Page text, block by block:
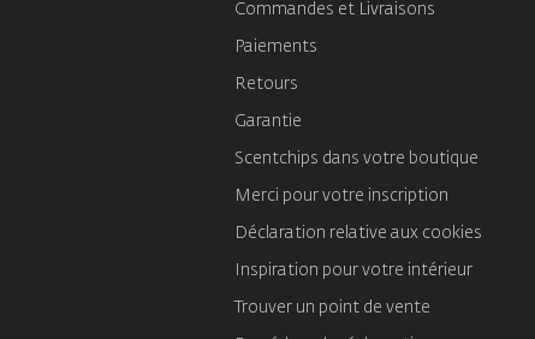
Commandes et Livraisons
Paiements
Retours
Garantie
Scentchips dans votre boutique
Merci pour votre inscription
Déclaration relative aux cookies
Inspiration pour votre intérieur
Trouver un point de vente